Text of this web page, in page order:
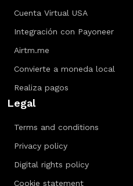
Cuenta Virtual USA
Integración con Payoneer
Airtm.me
Convierte a moneda local
Realiza pagos
Legal
Terms and conditions
Privacy policy
Digital rights policy
Cookie statement